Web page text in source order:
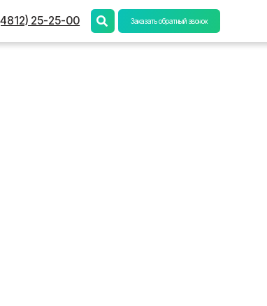
Заказать обратный звонок